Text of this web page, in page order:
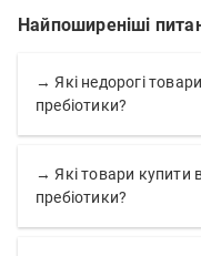
Найпоширеніші
→ Які недорогі
пребіотики?
→ Які товари купити
пребіотики?